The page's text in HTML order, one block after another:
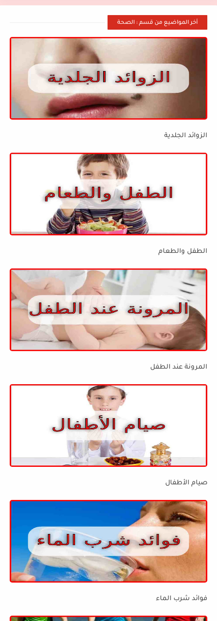
أخر المواضيع من قسم : الصحة
الزوائد الجلدية
الطفل والطعام
المرونة عند الطفل
صيام الأطفال
فوائد شرب الماء